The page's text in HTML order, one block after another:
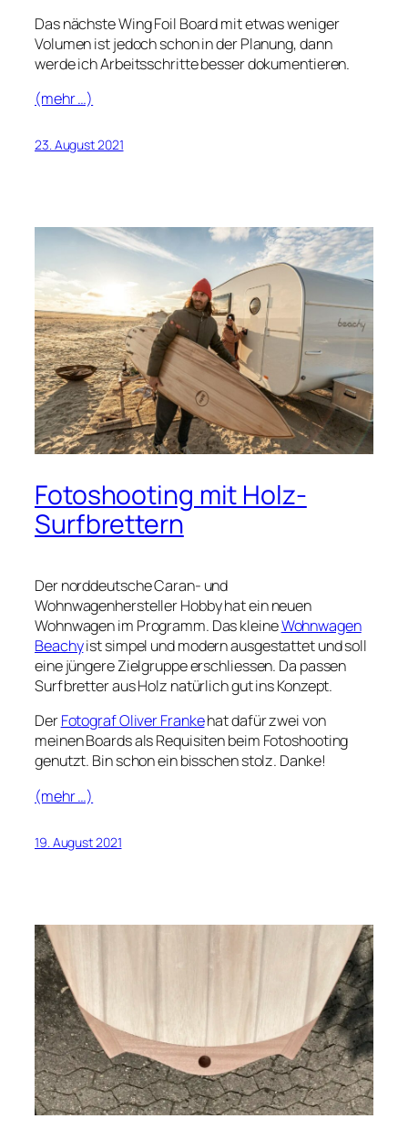
Das nächste Wing Foil Board mit etwas weniger
Volumen ist jedoch schon in der Planung, dann
werde ich Arbeitsschritte besser dokumentieren.
(mehr …)
23. August 2021
Fotoshooting mit Holz-
Surfbrettern
Der norddeutsche Caran- und
Wohnwagenhersteller Hobby hat ein neuen
Wohnwagen im Programm. Das kleineWohnwagen
Beachyist simpel und modern ausgestattet und soll
eine jüngere Zielgruppe erschliessen. Da passen
Surfbretter aus Holz natürlich gut ins Konzept.
DerFotograf Oliver Frankehat dafür zwei von
meinen Boards als Requisiten beim Fotoshooting
genutzt. Bin schon ein bisschen stolz. Danke!
(mehr …)
19. August 2021